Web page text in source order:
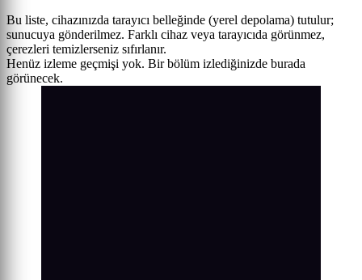
Bu liste, cihazınızda tarayıcı belleğinde (yerel depolama) tutulur;
sunucuya gönderilmez. Farklı cihaz veya tarayıcıda görünmez,
çerezleri temizlerseniz sıfırlanır.
Henüz izleme geçmişi yok. Bir bölüm izlediğinizde burada
görünecek.